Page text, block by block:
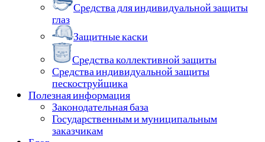
Средства для индивидуальной защиты
глаз
Защитные каски
Средства коллективной защиты
Средства индивидуальной защиты
пескоструйщика
Полезная информация
Законодательная база
Государственным и муниципальным
заказчикам